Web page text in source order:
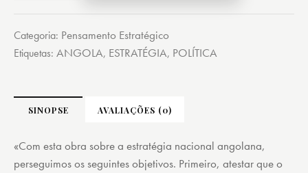
Categoria: Pensamento Estratégico
Etiquetas: ANGOLA, ESTRATÉGIA, POLÍTICA
SINOPSE AVALIAÇÕES (0)
«Com esta obra sobre a estratégia nacional angolana,
perseguimos os seguintes objetivos. Primeiro, atestar que o